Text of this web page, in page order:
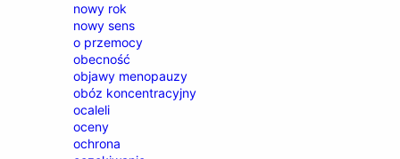
nowy rok
nowy sens
o przemocy
obecność
objawy menopauzy
obóz koncentracyjny
ocaleli
oceny
ochrona